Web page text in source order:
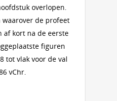
overlopen.
waarover de profeet
af kort na de eerste
figuren
tot vlak voor de val
vChr.